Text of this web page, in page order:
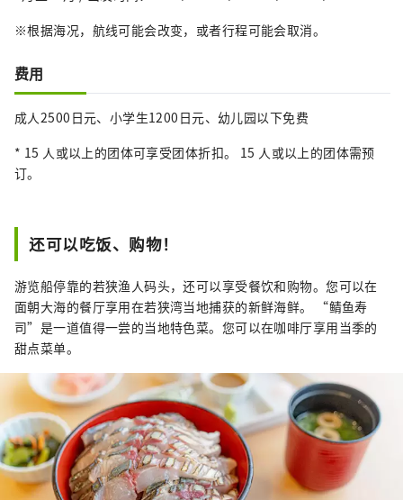
※根据海况，航线可能会改变，或者行程可能会取消。
费用
成人2500日元、小学生1200日元、幼儿园以下免费
* 15 人或以上的团体可享受团体折扣。 15 人或以上的团体需预
订。
还可以吃饭、购物！
游览船停靠的若狭渔人码头，还可以享受餐饮和购物。您可以在
面朝大海的餐厅享用在若狭湾当地捕获的新鲜海鲜。 “鲭鱼寿
司”是一道值得一尝的当地特色菜。您可以在咖啡厅享用当季的
甜点菜单。